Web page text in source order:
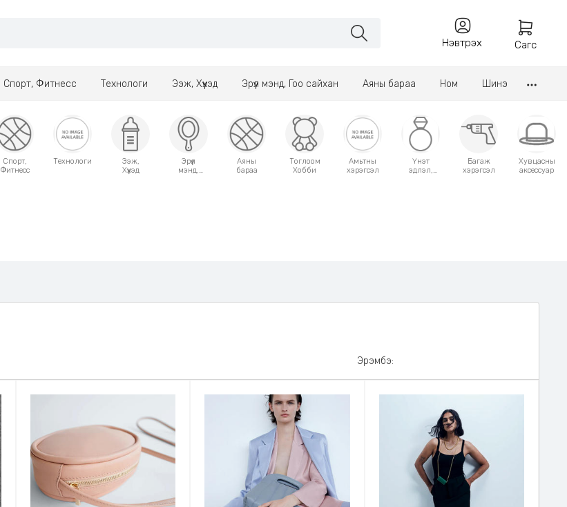
Нэвтрэх Сагс
Спорт, Фитнесс Технологи Ээж, Хүүхэд Эрүүл мэнд, Гоо сайхан Аяны бараа Ном Шинэ
Спорт,
Фитнесс
Технологи
Ээж,
Хүүхэд
Эрүүл
мэнд,
Аяны
бараа
Тоглоом
Хобби
Амьтны
хэрэгсэл
Үнэт
эдлэл,
Багаж
хэрэгсэл
Хувцасны
аксессуар
Эрэмбэ: